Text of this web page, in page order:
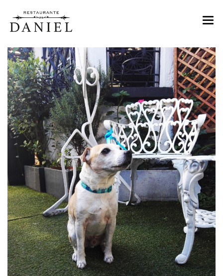
MENU
NOSOTROS
TIENDA DE VINOS
EVENTOS
CONTACTO
RESERVAS